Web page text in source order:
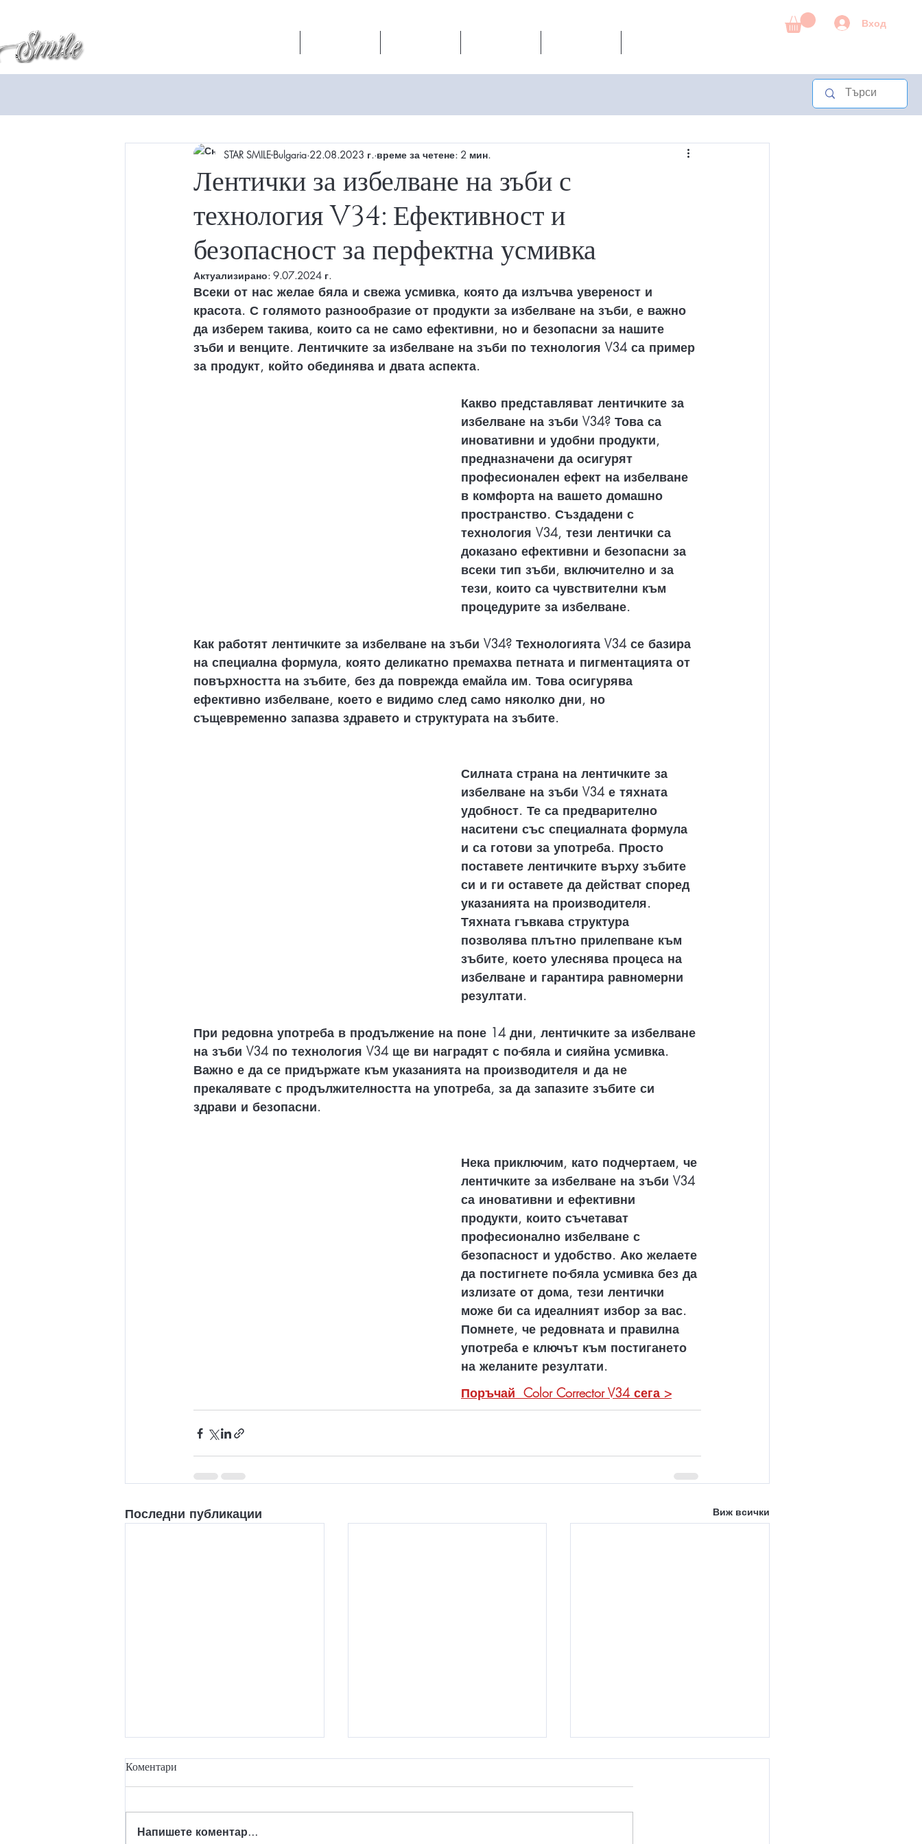
Вход
Лентички за избелване на зъби с
технология V34: Ефективност и
безопасност за перфектна усмивка
STAR SMILE-Bulgaria 22.08.2023 г. време за четене: 2 мин.
Актуализирано: 9.07.2024 г.
Всеки от нас желае бяла и свежа усмивка, която да излъчва увереност и
красота. С голямото разнообразие от продукти за избелване на зъби, е важно
да изберем такива, които са не само ефективни, но и безопасни за нашите
зъби и венците. Лентичките за избелване на зъби по технология V34 са пример
за продукт, който обединява и двата аспекта.
Какво представляват лентичките за
избелване на зъби V34? Това са
иновативни и удобни продукти,
предназначени да осигурят
професионален ефект на избелване
в комфорта на вашето домашно
пространство. Създадени с
технология V34, тези лентички са
доказано ефективни и безопасни за
всеки тип зъби, включително и за
тези, които са чувствителни към
процедурите за избелване.
Как работят лентичките за избелване на зъби V34? Технологията V34 се базира
на специална формула, която деликатно премахва петната и пигментацията от
повърхността на зъбите, без да поврежда емайла им. Това осигурява
ефективно избелване, което е видимо след само няколко дни, но
същевременно запазва здравето и структурата на зъбите.
Силната страна на лентичките за
избелване на зъби V34 е тяхната
удобност. Те са предварително
наситени със специалната формула
и са готови за употреба. Просто
поставете лентичките върху зъбите
си и ги оставете да действат според
указанията на производителя.
Тяхната гъвкава структура
позволява плътно прилепване към
зъбите, което улеснява процеса на
избелване и гарантира равномерни
резултати.
При редовна употреба в продължение на поне 14 дни, лентичките за избелване
на зъби V34 по технология V34 ще ви наградят с по-бяла и сияйна усмивка.
Важно е да се придържате към указанията на производителя и да не
прекалявате с продължителността на употреба, за да запазите зъбите си
здрави и безопасни.
Нека приключим, като подчертаем, че
лентичките за избелване на зъби V34
са иновативни и ефективни
продукти, които съчетават
професионално избелване с
безопасност и удобство. Ако желаете
да постигнете по-бяла усмивка без да
излизате от дома, тези лентички
може би са идеалният избор за вас.
Помнете, че редовната и правилна
употреба е ключът към постигането
на желаните резултати.
Поръчай  Color Corrector V34 сега >
Последни публикации Виж всички
Коментари
Напишете коментар...